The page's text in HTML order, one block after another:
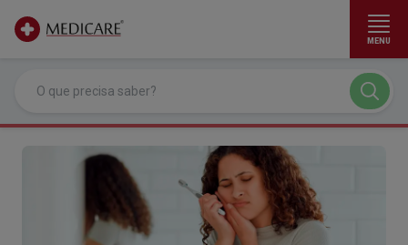
MENU